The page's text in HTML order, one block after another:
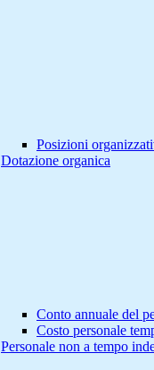
Posizioni
Dotazione organica
Conto annuale del
Costo personale
Personale non a tempo